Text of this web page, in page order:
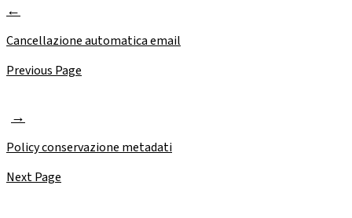
Cancellazione automatica email
Previous Page
Policy conservazione metadati
Next Page